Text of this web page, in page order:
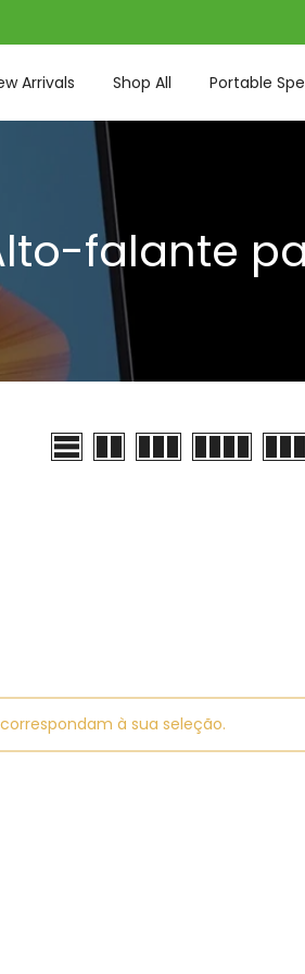
Arrivals Shop All Portable
falante
à sua seleção.